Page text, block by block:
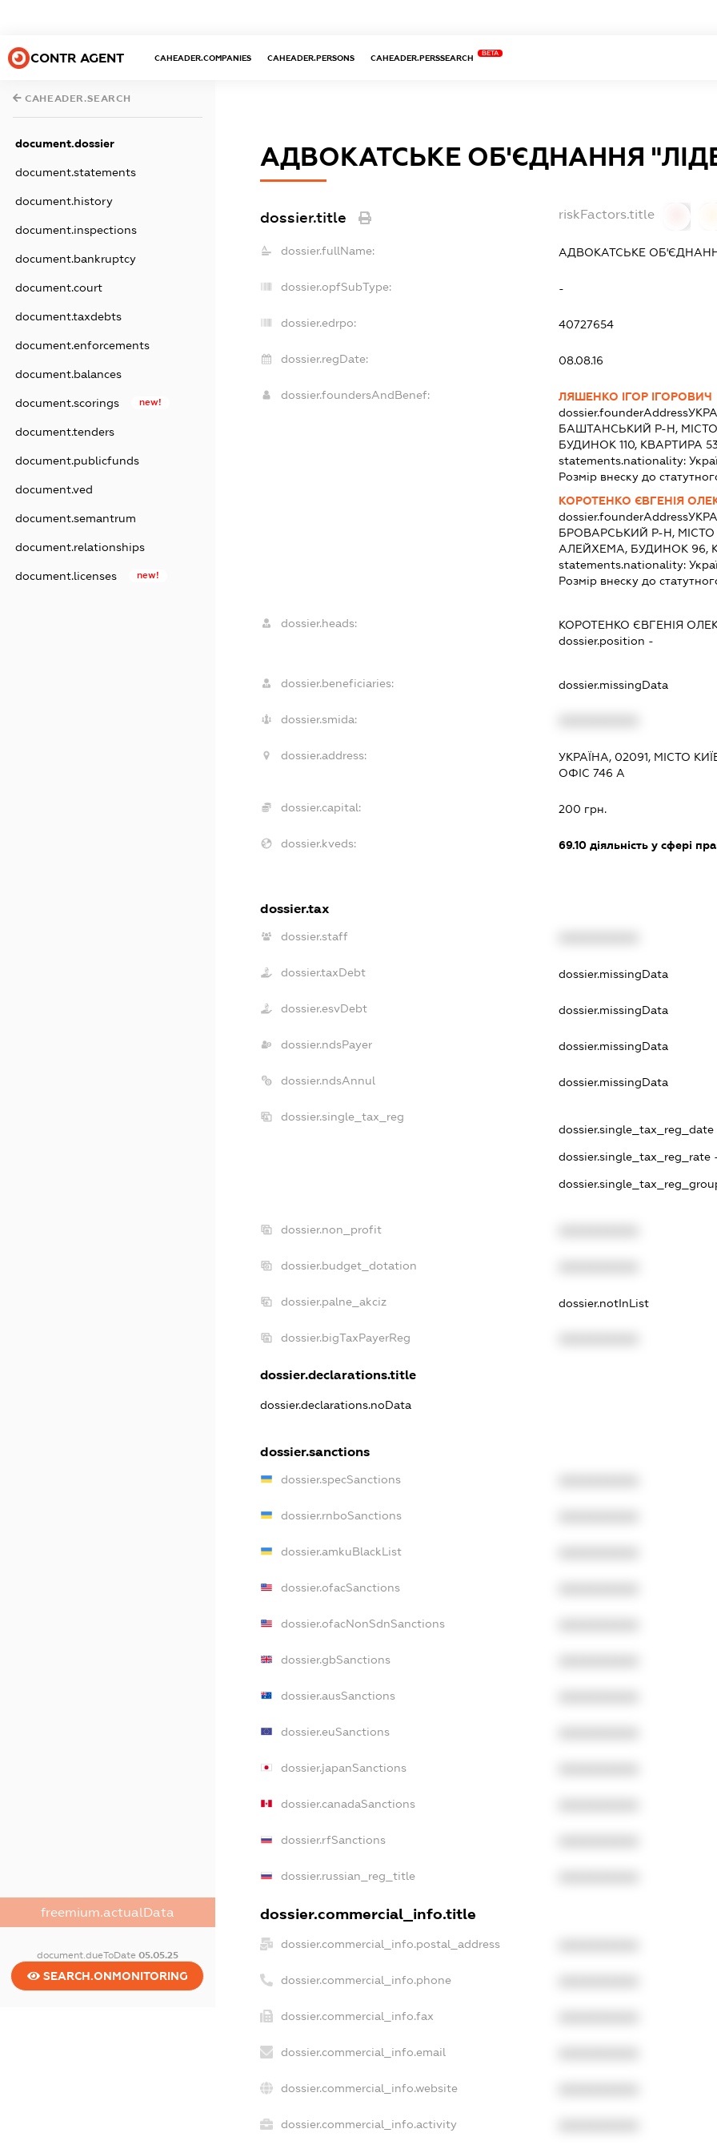
CONTR AGENT CAHEADER.COMPANIES CAHEADER.PERSONS CAHEADER.PERSSEARCH
BETA
CAHEADER.SEARCH
document.dossier
document.statements
document.history
document.inspections
document.bankruptcy
document.court
document.taxdebts
document.enforcements
document.balances
document.scorings new!
document.tenders
document.publicfunds
document.ved
document.semantrum
document.relationships
document.licenses new!
freemium.actualData
document.dueToDate 05.05.25
SEARCH.ONMONITORING
АДВОКАТСЬКЕ ОБ'ЄДНАННЯ
dossier.title riskFactors.title
dossier.fullName: АДВОКАТСЬКЕ
dossier.opfSubType: -
dossier.edrpo: 40727654
dossier.regDate: 08.08.16
dossier.foundersAndBenef:
ЛЯШЕНКО ІГОР ІГОРОВИЧ
dossier.founderAddress
БАШТАНСЬКИЙ Р-Н, МІСТО
БУДИНОК 110, КВАРТИРА
statements.nationality:
Розмір внеску до
КОРОТЕНКО ЄВГЕНІЯ
dossier.founderAddress
БРОВАРСЬКИЙ Р-Н,
АЛЕЙХЕМА, БУДИНОК 96,
statements.nationality:
Розмір внеску до
dossier.heads: КОРОТЕНКО ЄВГЕНІЯ
dossier.position -
dossier.beneficiaries: dossier.missingData
dossier.smida:
dossier.address:
УКРАЇНА, 02091, МІСТО
ОФІС 746 А
dossier.capital: 200 грн.
dossier.kveds: 69.10діяльність у сфері
dossier.tax
dossier.staff
dossier.taxDebt dossier.missingData
dossier.esvDebt dossier.missingData
dossier.ndsPayer dossier.missingData
dossier.ndsAnnul dossier.missingData
dossier.single_tax_reg
dossier.single_tax_reg_date
dossier.single_tax_reg_rate
dossier.non_profit
dossier.budget_dotation
dossier.palne_akciz dossier.notInList
dossier.bigTaxPayerReg
dossier.declarations.title
dossier.declarations.noData
dossier.sanctions
dossier.specSanctions
dossier.rnboSanctions
dossier.amkuBlackList
dossier.ofacSanctions
dossier.ofacNonSdnSanctions
dossier.gbSanctions
dossier.ausSanctions
dossier.euSanctions
dossier.japanSanctions
dossier.canadaSanctions
dossier.rfSanctions
dossier.russian_reg_title
dossier.commercial_info.title
dossier.commercial_info.postal_address
dossier.commercial_info.phone
dossier.commercial_info.fax
dossier.commercial_info.email
dossier.commercial_info.website
dossier.commercial_info.activity